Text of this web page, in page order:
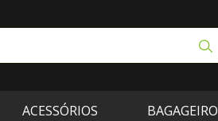
ACESSÓRIOS BAGAGEIRO